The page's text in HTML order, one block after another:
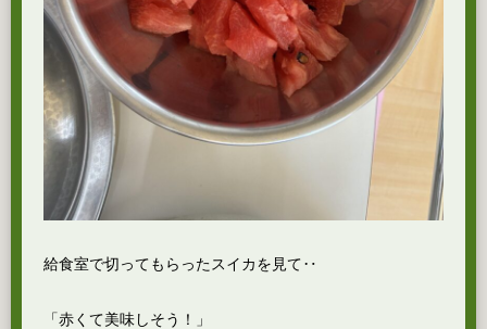
給食室で切ってもらったスイカを見て‥
「赤くて美味しそう！」